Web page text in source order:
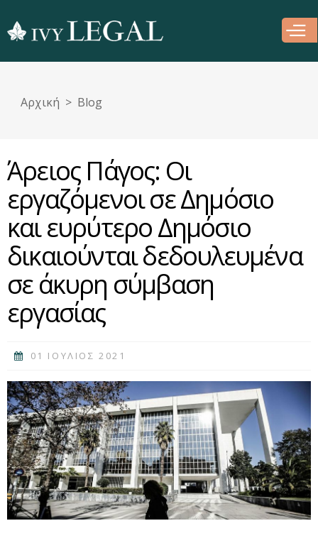
προς το
Αρχική Blog
Άρειος Πάγος: Οι
εργαζόμενοι σε Δημόσιο
και ευρύτερο Δημόσιο
δικαιούνται δεδουλευμένα
σε άκυρη σύμβαση
εργασίας
01 ΙΟΥΛΙΟΣ 2021